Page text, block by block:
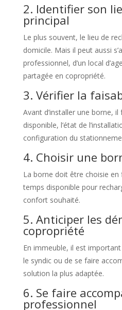
2. Identifier son
principal
Le plus souvent, le lieu de
domicile. Mais il peut aussi
professionnel, d’un local
partagée en copropriété.
3. Vérifier la
Avant d’installer une borne,
disponible, l’état de
configuration du
4. Choisir une
La borne doit être choisie
temps disponible pour
confort souhaité.
5. Anticiper les
copropriété
En immeuble, il est
le syndic ou de se faire
solution la plus adaptée.
6. Se faire
professionnel